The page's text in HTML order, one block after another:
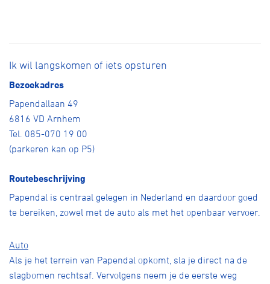
Ik wil langskomen of iets opsturen
Bezoekadres
Papendallaan 49
6816 VD Arnhem
Tel. 085-070 19 00
(parkeren kan op P5)
Routebeschrijving
Papendal is centraal gelegen in Nederland en daardoor goed
te bereiken, zowel met de auto als met het openbaar vervoer.
Auto
Als je het terrein van Papendal opkomt, sla je direct na de
slagbomen rechtsaf. Vervolgens neem je de eerste weg